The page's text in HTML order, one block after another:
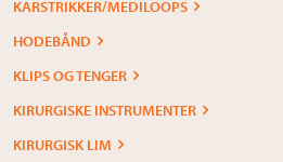
KARSTRIKKER/MEDILOOPS
HODEBÅND
KLIPS OG TENGER
KIRURGISKE INSTRUMENTER
KIRURGISK LIM